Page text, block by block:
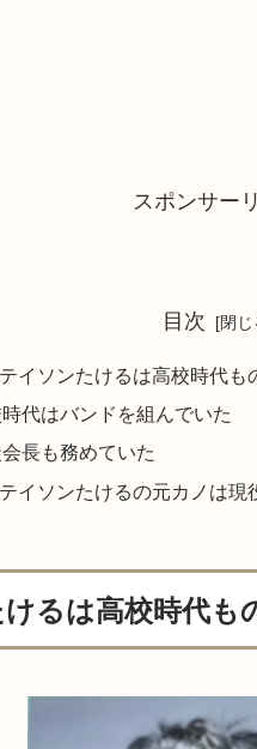
スポンサー
目次
イソンたけるは高校時代も
代はバンドを組んでいた
長も務めていた
イソンたけるの元カノは現
るは高校時代も